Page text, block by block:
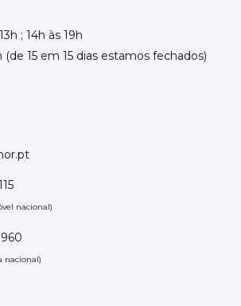
; 14h às 19h
(de 15 em 15 dias estamos fechados)
nacional)
960
nacional)